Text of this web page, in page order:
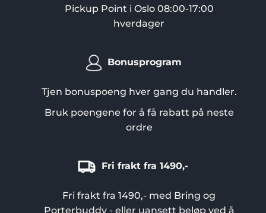
Pickup Point i Oslo 08:00-17:00
hverdager
Bonusprogram
Tjen bonuspoeng hver gang du handler.
Bruk poengene for å få rabatt på neste
ordre
Fri frakt fra 1490,-
Fri frakt fra 1490,- med Bring og
Porterbuddy - eller uansett beløp ved å